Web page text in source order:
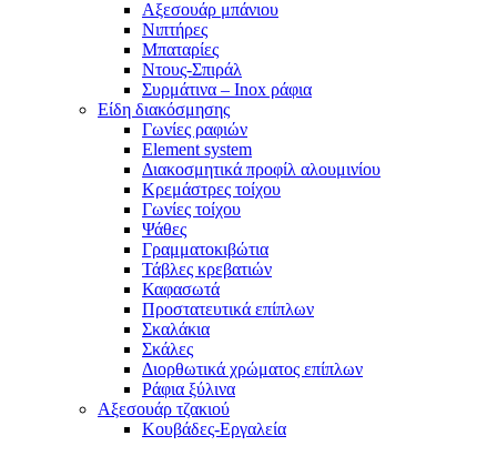
Αξεσουάρ μπάνιου
Νιπτήρες
Μπαταρίες
Ντους-Σπιράλ
Συρμάτινα – Inox ράφια
Είδη διακόσμησης
Γωνίες ραφιών
Element system
Διακοσμητικά προφίλ αλουμινίου
Κρεμάστρες τοίχου
Γωνίες τοίχου
Ψάθες
Γραμματοκιβώτια
Τάβλες κρεβατιών
Καφασωτά
Προστατευτικά επίπλων
Σκαλάκια
Σκάλες
Διορθωτικά χρώματος επίπλων
Ράφια ξύλινα
Αξεσουάρ τζακιού
Κουβάδες-Εργαλεία